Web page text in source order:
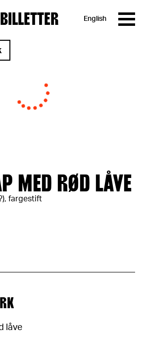
BILLETTER English
MED RØD LÅVE
fargestift